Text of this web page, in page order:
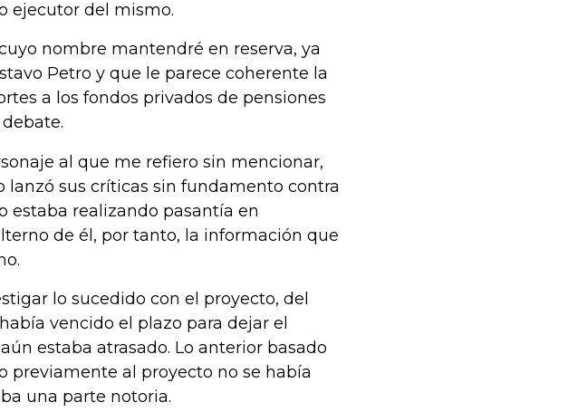
ejecutor del mismo.
nombre mantendré en reserva, ya
Petro y que le parece coherente la
a los fondos privados de pensiones
al que me refiero sin mencionar,
sus críticas sin fundamento contra
estaba realizando pasantía en
de él, por tanto, la información que
lo sucedido con el proyecto, del
vencido el plazo para dejar el
estaba atrasado. Lo anterior basado
previamente al proyecto no se había
una parte notoria.